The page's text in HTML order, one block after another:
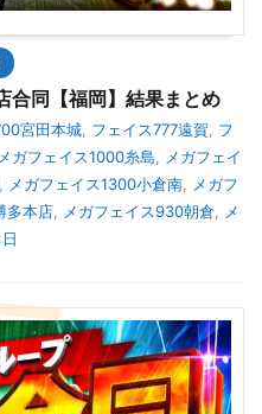
同【福岡】結果まとめ
宮田本城, フェイス777遠賀, フ
メガフェイス1000糸島, メガフェイ
, メガフェイス1300小倉南, メガフ
多本店, メガフェイス930朝倉, メ